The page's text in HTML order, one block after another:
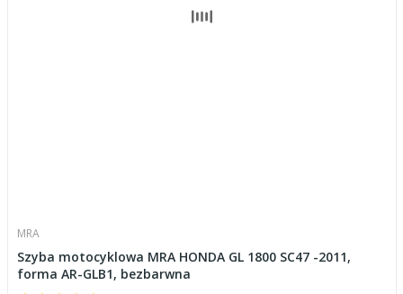
MRA
Szyba motocyklowa MRA HONDA GL 1800 SC47 -2011,
forma AR-GLB1, bezbarwna